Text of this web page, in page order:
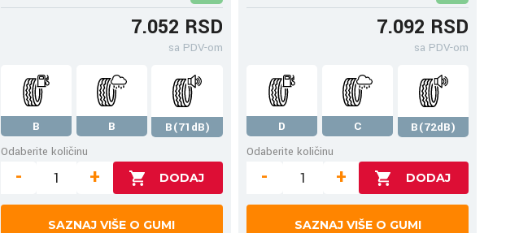
7.052 RSD
sa PDV-om
B B
B(71dB)
Odaberite količinu
- +
SAZNAJ VIŠE O GUMI
7.092 RSD
sa PDV-om
D C
B(72dB)
Odaberite količinu
- +
SAZNAJ VIŠE O GUMI